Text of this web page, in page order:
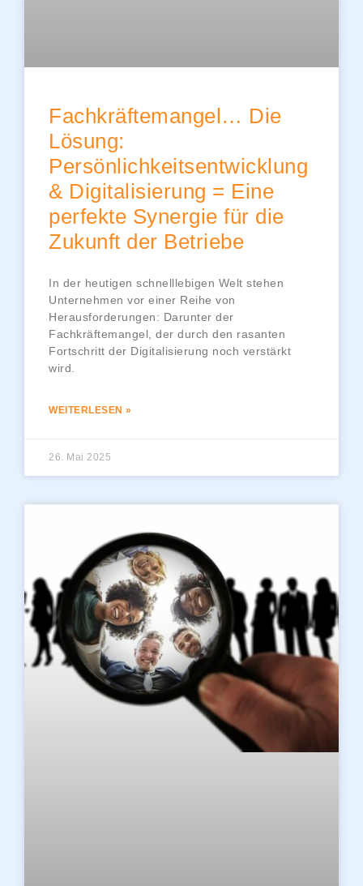
Fachkräftemangel… Die
Lösung:
Persönlichkeitsentwicklung
& Digitalisierung = Eine
perfekte Synergie für die
Zukunft der Betriebe
In der heutigen schnelllebigen Welt stehen
Unternehmen vor einer Reihe von
Herausforderungen: Darunter der
Fachkräftemangel, der durch den rasanten
Fortschritt der Digitalisierung noch verstärkt
wird.
WEITERLESEN »
26. Mai 2025